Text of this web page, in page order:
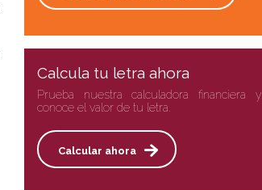
Calcula tu letra ahora
Prueba nuestra calculadora financiera y
conoce el valor de tu letra.
Calcular ahora